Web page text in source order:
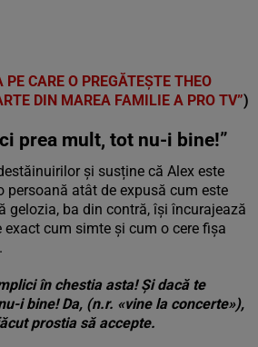
PE CARE O PREGĂTEȘTE THEO
DIN MAREA FAMILIE A PRO TV”)
prea mult, tot nu-i bine!”
și susține că Alex este
persoană atât de expusă cum este
gelozia, ba din contră, își încurajează
cum simte și cum o cere fișa
în chestia asta! Și dacă te
i bine! Da, (n.r. «vine la concerte»),
prostia să accepte.